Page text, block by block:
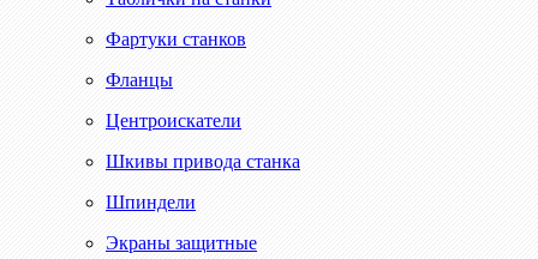
Фартуки станков
Фланцы
Центроискатели
Шкивы привода станка
Шпиндели
Экраны защитные